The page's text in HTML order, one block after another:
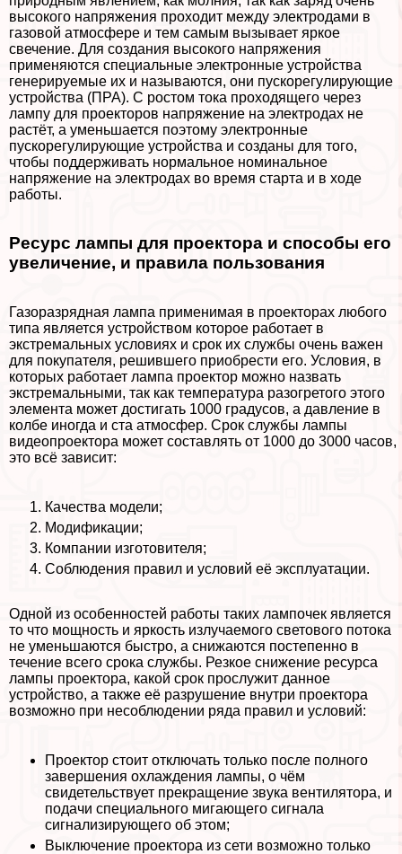
высокого напряжения проходит между электродами в
газовой атмосфере и тем самым вызывает яркое
свечение. Для создания высокого напряжения
применяются специальные электронные устройства
генерируемые их и называются, они пускорегулирующие
устройства (ПРА). С ростом тока проходящего через
лампу для проекторов напряжение на электродах не
растёт, а уменьшается поэтому электронные
пускорегулирующие устройства и созданы для того,
чтобы поддерживать нормальное номинальное
напряжение на электродах во время старта и в ходе
работы.
Ресурс лампы для проектора и способы его
увеличение, и правила пользования
Газоразрядная лампа применимая в проекторах любого
типа является устройством которое работает в
экстремальных условиях и срок их службы очень важен
для покупателя, решившего приобрести его. Условия, в
которых работает лампа проектор можно назвать
экстремальными, так как температура разогретого этого
элемента может достигать 1000 градусов, а давление в
колбе иногда и ста атмосфер. Срок службы лампы
видеопроектора может составлять от 1000 до 3000 часов,
это всё зависит:
Качества модели;
Модификации;
Компании изготовителя;
Соблюдения правил и условий её эксплуатации.
Одной из особенностей работы таких лампочек является
то что мощность и яркость излучаемого светового потока
не уменьшаются быстро, а снижаются постепенно в
течение всего срока службы. Резкое снижение ресурса
лампы проектора, какой срок прослужит данное
устройство, а также её разрушение внутри проектора
возможно при несоблюдении ряда правил и условий:
Проектор стоит отключать только после полного
завершения охлаждения лампы, о чём
свидетельствует прекращение звука вентилятора, и
подачи специального мигающего сигнала
сигнализирующего об этом;
Выключение проектора из сети возможно только